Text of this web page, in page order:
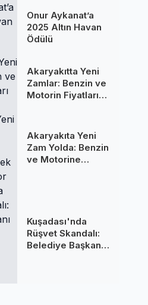
Onur Aykanat’a
2025 Altın Havan
Ödülü
Akaryakıtta Yeni
Zamlar: Benzin ve
Motorin Fiyatları
Akaryakıta Yeni
Zam Yolda: Benzin
ve Motorine
Kuşadası'nda
Rüşvet Skandalı:
Belediye Başkanı